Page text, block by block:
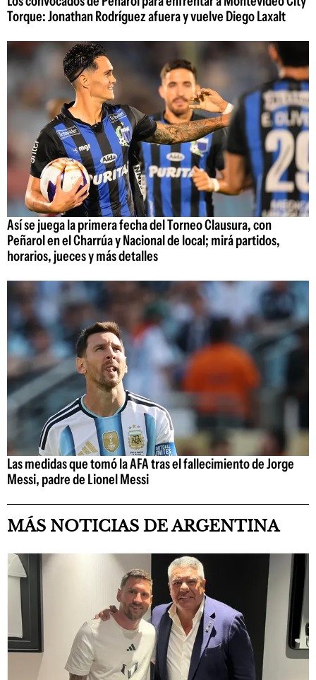
Torque: Jonathan Rodríguez afuera y vuelve Diego Laxalt
Así se juega la primera fecha del Torneo Clausura, con
Peñarol en el Charrúa y Nacional de local; mirá partidos,
horarios, jueces y más detalles
Las medidas que tomó la AFA tras el fallecimiento de Jorge
Messi, padre de Lionel Messi
MÁS NOTICIAS DE ARGENTINA